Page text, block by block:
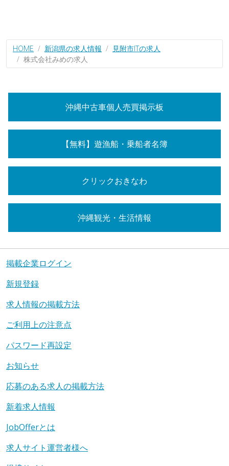
HOME 新潟県の求人情報
見附市ITの求人
株式会社みめの求人
沖縄中古車個人売買掲示板
【無料】遊漁船・乗船者名簿
クリックおきなわ
沖縄観光・生活情報
掲載企業ログイン
新規登録
求人情報の掲載方法
ご利用上の注意点
パスワード再設定
お知らせ
応募のある求人の掲載方法
新着求人情報
JobOfferとは
求人サイト運営者様へ